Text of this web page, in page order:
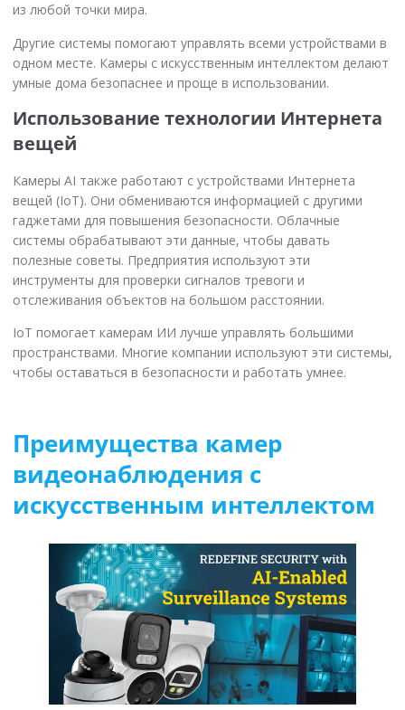
из любой точки мира.
Другие системы помогают управлять всеми устройствами в
одном месте. Камеры с искусственным интеллектом делают
умные дома безопаснее и проще в использовании.
Использование технологии Интернета
вещей
Камеры AI также работают с устройствами Интернета
вещей (IoT). Они обмениваются информацией с другими
гаджетами для повышения безопасности. Облачные
системы обрабатывают эти данные, чтобы давать
полезные советы. Предприятия используют эти
инструменты для проверки сигналов тревоги и
отслеживания объектов на большом расстоянии.
IoT помогает камерам ИИ лучше управлять большими
пространствами. Многие компании используют эти системы,
чтобы оставаться в безопасности и работать умнее.
Преимущества камер
видеонаблюдения с
искусственным интеллектом